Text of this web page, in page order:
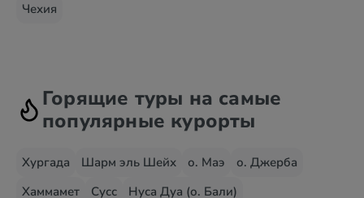
Чехия
Горящие туры на самые
популярные курорты
Хургада Шарм эль Шейх о. Маэ
о. Джерба
Хаммамет
Сусс
Нуса Дуа (о. Бали)